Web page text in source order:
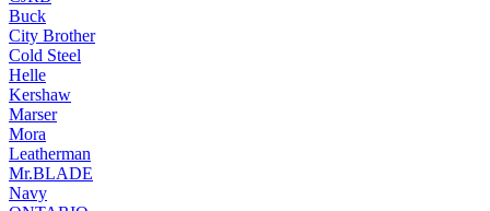
Buck
City Brother
Cold Steel
Helle
Kershaw
Marser
Mora
Leatherman
Mr.BLADE
Navy